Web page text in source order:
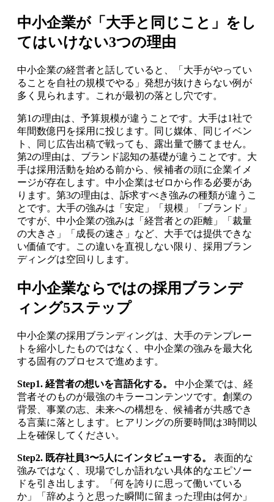
中小企業が「大手と同じこと」をし
てはいけない3つの理由
中小企業の経営者と話していると、「大手がやってい
ることを自社の規模でやる」発想が抜けきらない例が
多く見られます。これが最初の落とし穴です。
第1の理由は、予算規模が違うことです。大手は1社で
年間数億円を採用に投じます。同じ媒体、同じイベン
ト、同じ広告出稿で戦っても、露出量で勝てません。
第2の理由は、ブランド認知の基礎が違うことです。大
手は採用活動を始める前から、候補者の頭に企業イメ
ージが存在します。中小企業はゼロから作る必要があ
ります。第3の理由は、訴求すべき強みの種類が違うこ
とです。大手の強みは「安定」「規模」「ブランド」
ですが、中小企業の強みは「経営者との距離」「裁量
の大きさ」「成長の速さ」など、大手では提供できな
い価値です。この違いを直視しない限り、採用ブラン
ディングは空回りします。
中小企業ならではの採用ブランデ
ィング5ステップ
中小企業の採用ブランディングは、大手のテンプレー
トを縮小したものではなく、中小企業の強みを最大化
する固有のプロセスで進めます。
Step1. 経営者の想いを言語化する。
中小企業では、経
営者そのものが最強のキラーコンテンツです。創業の
背景、事業の志、未来への構想を、候補者が共感でき
る言葉に落とします。ヒアリングの所要時間は3時間以
上を確保してください。
Step2. 既存社員3〜5人にインタビューする。
表面的な
強みではなく、現場でしか語れない具体的なエピソー
ドを引き出します。「何を誇りに思って働いている
か」「辞めようと思った瞬間に留まった理由は何か」